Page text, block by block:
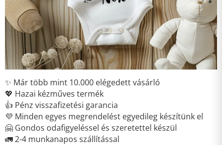
✨ Már több mint 10.000 elégedett vásárló
💖 Hazai kézműves termék
👍 Pénz visszafizetési garancia
💜 Minden egyes megrendelést egyedileg készítünk el
🤗 Gondos odafigyeléssel és szeretettel készül
🚛 2-4 munkanapos szállítással